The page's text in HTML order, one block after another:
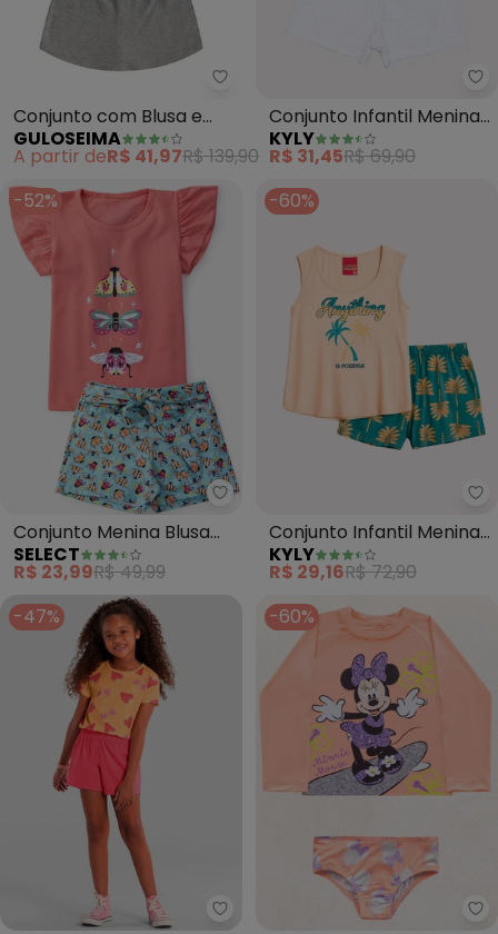
Guloseima - Conjunto com
Conjunto com Blusa e
Short-Saia (Laranja)
GULOSEIMA
A partir deR$ 41,97R$ 139,90
Conjunto Infantil Menina
Coração (Laranja)
KYLY
R$ 31,45R$ 69,90
-52%
Select - Conjunto Menina
Conjunto Menina Blusa
com Shorts (Laranja)
SELECT
R$ 23,99R$ 49,99
-60%
Conjunto Infantil Menina
Tropical (Laranja)
KYLY
R$ 29,16R$ 72,90
-47%
Brandili - Conjunto Infantil
-60%